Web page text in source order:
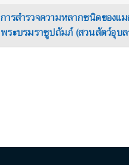
การสำรวจความหลากชนิดของ
พระบรมราชูปถัมภ์ (สวนสัตว์อุบ